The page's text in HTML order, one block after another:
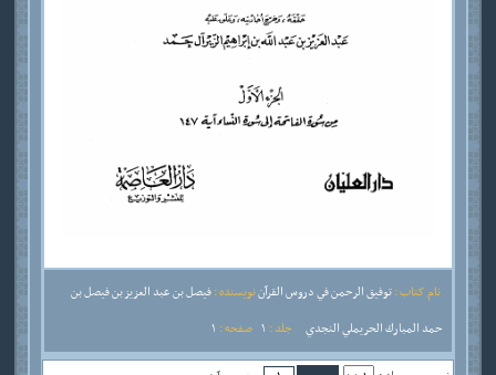
نام کتاب :توفيق الرحمن في دروس القرآننویسنده :فيصل بن عبد العزيز بن فيصل بن
حمد المبارك الحريملي النجدي
جلد : صفحه :